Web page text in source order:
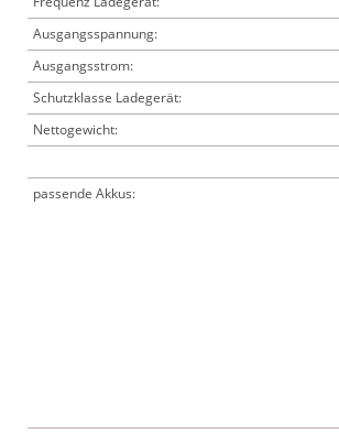
Ausgangsspannung:
Ausgangsstrom:
Schutzklasse Ladegerät:
Nettogewicht:
passende Akkus: